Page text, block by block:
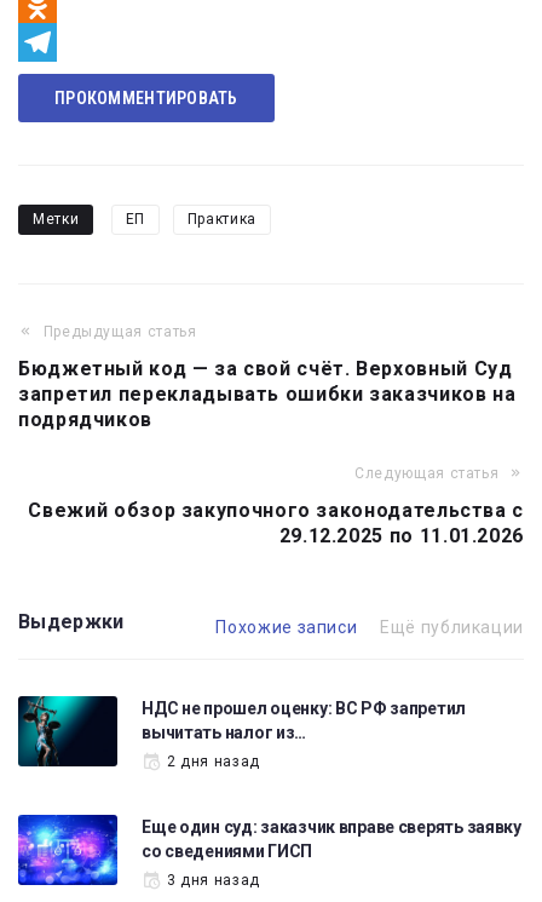
Odnoklassniki
Telegram
ПРОКОММЕНТИРОВАТЬ
Метки ЕП Практика
Навигация
по
записям
Предыдущая статья
Бюджетный код — за свой счёт. Верховный Суд
запретил перекладывать ошибки заказчиков на
подрядчиков
Следующая статья
Свежий обзор закупочного законодательства с
29.12.2025 по 11.01.2026
Выдержки Похожие записи Ещё публикации
НДС не прошел оценку: ВС РФ запретил
вычитать налог из…
2 дня назад
Еще один суд: заказчик вправе сверять заявку
со сведениями ГИСП
3 дня назад